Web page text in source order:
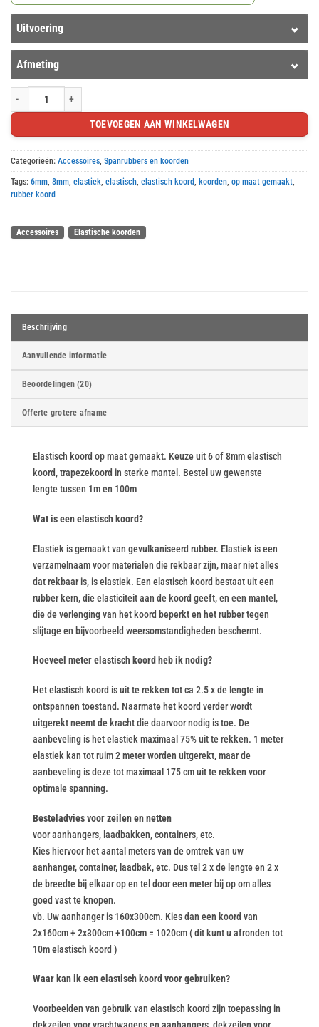
Uitvoering
Afmeting
Elastisch koord op maat gemaakt aantal
TOEVOEGEN AAN WINKELWAGEN
Categorieën: Accessoires, Spanrubbers en koorden
Tags: 6mm, 8mm, elastiek, elastisch, elastisch koord, koorden, op maat gemaakt,
rubber koord
Accessoires Elastische koorden
Beschrijving
Aanvullende informatie
Beoordelingen (20)
Offerte grotere afname
Elastisch koord op maat gemaakt. Keuze uit 6 of 8mm elastisch
koord, trapezekoord in sterke mantel. Bestel uw gewenste
lengte tussen 1m en 100m
Wat is een elastisch koord?
Elastiek is gemaakt van gevulkaniseerd rubber. Elastiek is een
verzamelnaam voor materialen die rekbaar zijn, maar niet alles
dat rekbaar is, is elastiek. Een elastisch koord bestaat uit een
rubber kern, die elasticiteit aan de koord geeft, en een mantel,
die de verlenging van het koord beperkt en het rubber tegen
slijtage en bijvoorbeeld weersomstandigheden beschermt.
Hoeveel meter elastisch koord heb ik nodig?
Het elastisch koord is uit te rekken tot ca 2.5 x de lengte in
ontspannen toestand. Naarmate het koord verder wordt
uitgerekt neemt de kracht die daarvoor nodig is toe. De
aanbeveling is het elastiek maximaal 75% uit te rekken. 1 meter
elastiek kan tot ruim 2 meter worden uitgerekt, maar de
aanbeveling is deze tot maximaal 175 cm uit te rekken voor
optimale spanning.
Besteladvies voor zeilen en netten
voor aanhangers, laadbakken, containers, etc.
Kies hiervoor het aantal meters van de omtrek van uw
aanhanger, container, laadbak, etc. Dus tel 2 x de lengte en 2 x
de breedte bij elkaar op en tel door een meter bij op om alles
goed vast te knopen.
vb. Uw aanhanger is 160x300cm. Kies dan een koord van
2x160cm + 2x300cm +100cm = 1020cm ( dit kunt u afronden tot
10m elastisch koord )
Waar kan ik een elastisch koord voor gebruiken?
Voorbeelden van gebruik van elastisch koord zijn toepassing in